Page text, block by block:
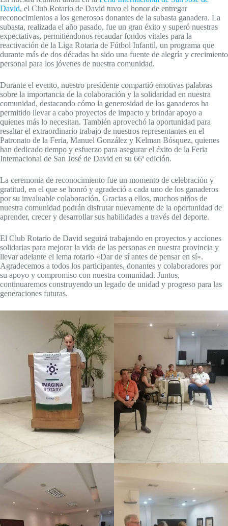
David, el Club Rotario de David tuvo el honor de entregar
reconocimientos a los generosos donantes de la subasta ganadera. La
subasta, realizada el año pasado, fue un gran éxito y superó nuestras
expectativas, permitiéndonos recaudar fondos vitales para la
reactivación de la Liga Rotaria de Fútbol Infantil, un programa que
durante más de dos décadas ha sido una fuente de alegría y crecimiento
personal para los jóvenes de nuestra comunidad.
Durante el evento, nuestro presidente compartió emotivas palabras
sobre la importancia de la colaboración y la solidaridad en nuestra
comunidad, destacando cómo la generosidad de los ganaderos ha
permitido llevar a cabo proyectos de impacto y brindar apoyo a
quienes más lo necesitan. También aprovechó la oportunidad para
resaltar el extraordinario trabajo de nuestros representantes en el
Patronato de la Feria, Manuel González y Kelman Bósquez, quienes
han dedicado tiempo y esfuerzo para asegurar el éxito de la Feria
Internacional de San José de David en su 66ª edición.
La ceremonia de reconocimiento fue un momento de celebración y
gratitud, en el que se honró y agradeció a cada uno de los ganaderos
por su invaluable colaboración. Gracias a ellos, muchos niños de
nuestra comunidad podrán disfrutar nuevamente de la oportunidad de
aprender, crecer y desarrollar sus habilidades a través del deporte.
El Club Rotario de David seguirá trabajando en proyectos y acciones
solidarias para mejorar la vida de las personas en nuestra provincia y
llevar adelante el lema rotario «Dar de sí antes de pensar en sí».
Agradecemos a todos los participantes, donantes y colaboradores por
su apoyo y compromiso con nuestra comunidad. Juntos,
continuaremos construyendo un legado de unidad y progreso para las
generaciones futuras.